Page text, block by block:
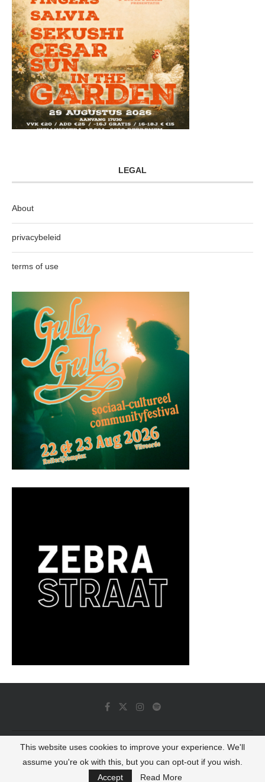
LEGAL
About
privacybeleid
terms of use
© 2022 - Luminous Dash All Rights Reserved
BACK TO TOP
This website uses cookies to improve your experience. We'll
assume you're ok with this, but you can opt-out if you wish.
Accept
Read More